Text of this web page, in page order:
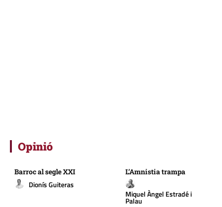
Opinió
Barroc al segle XXI
Dionís Guiteras
L’Amnistia trampa
Miquel Àngel Estradé i
Palau